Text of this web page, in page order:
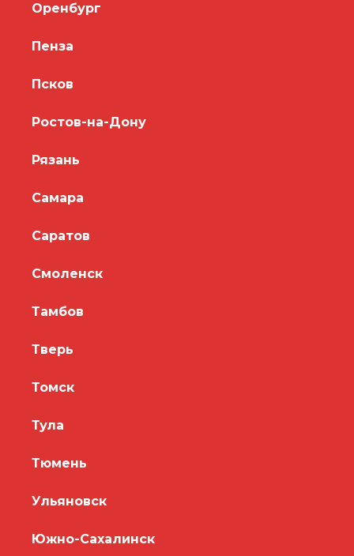
Оренбург
Пенза
Псков
Ростов-на-Дону
Рязань
Самара
Саратов
Смоленск
Тамбов
Тверь
Томск
Тула
Тюмень
Ульяновск
Южно-Сахалинск